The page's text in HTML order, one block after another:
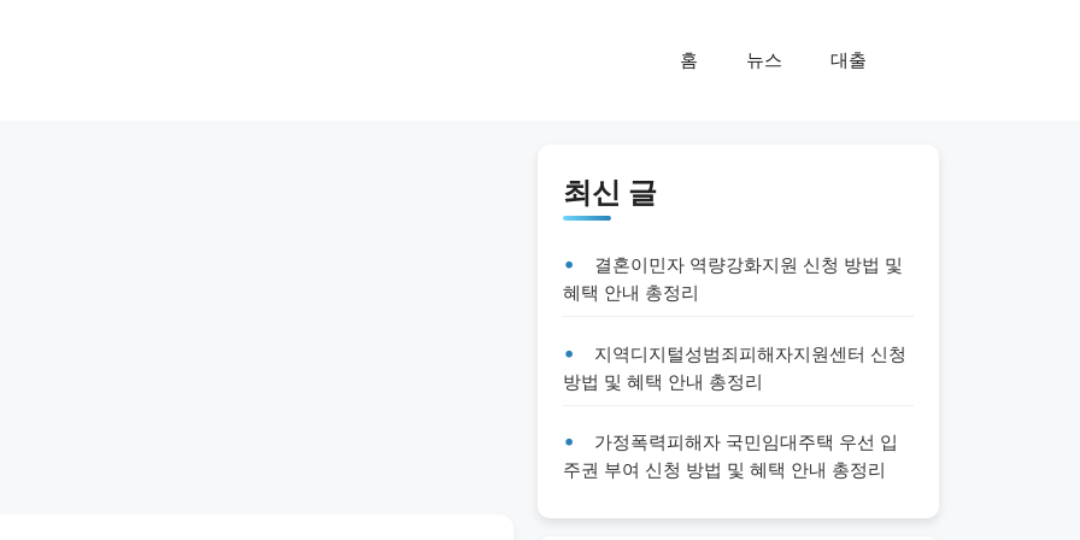
홈 뉴스 대출
최신 글
결혼이민자 역량강화지원 신청 방법 및
혜택 안내 총정리
지역디지털성범죄피해자지원센터 신청
방법 및 혜택 안내 총정리
가정폭력피해자 국민임대주택 우선 입
주권 부여 신청 방법 및 혜택 안내 총정리